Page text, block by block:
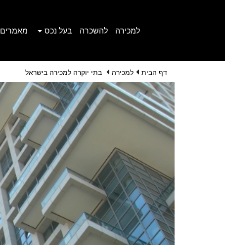
למכירה להשכרה בעל נכס מאמרים
דף הבית למכירה בתי יוקרה למכירה בישראל